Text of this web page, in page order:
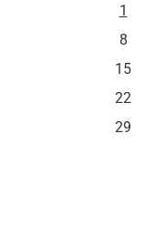
1
8
15
22
29